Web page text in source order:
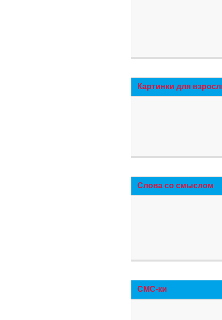
Картинки для
Слова со смыслом
СМС-ки